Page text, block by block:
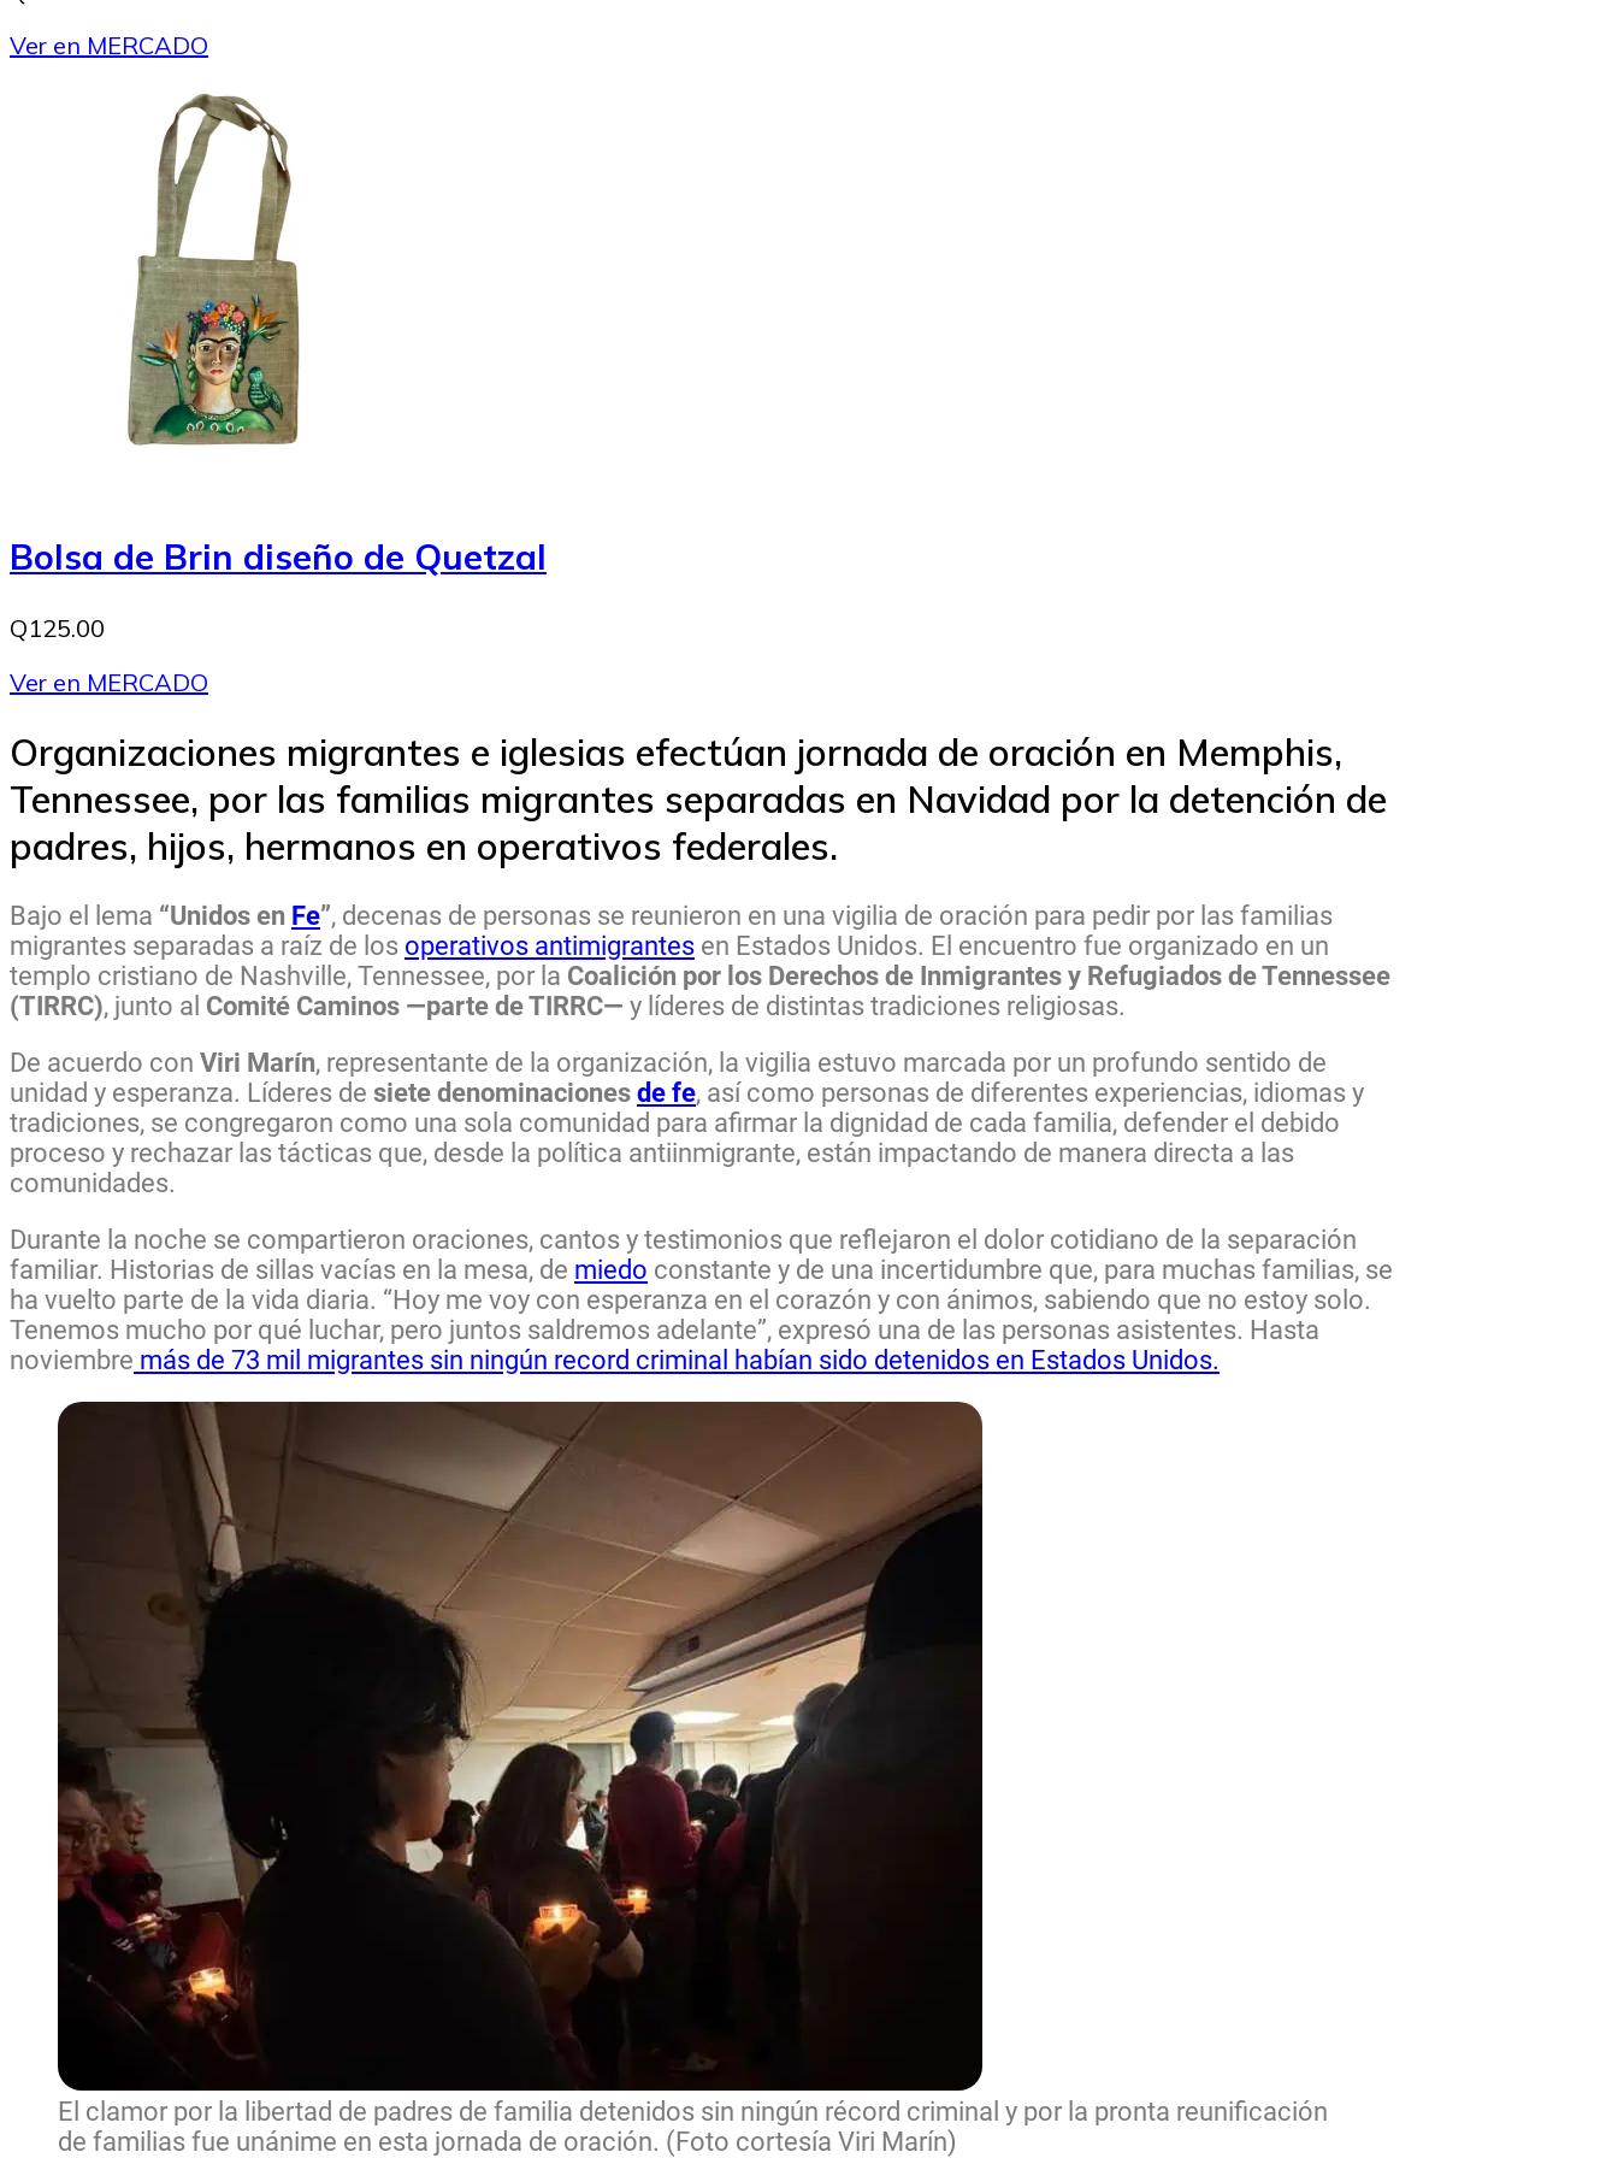
Ver en MERCADO
Bolsa de Brin diseño de Quetzal
Q125.00
Ver en MERCADO
Organizaciones migrantes e iglesias efectúan jornada de oración en Memphis,
Tennessee, por las familias migrantes separadas en Navidad por la detención de
padres, hijos, hermanos en operativos federales.
Bajo el lema “Unidos en Fe”, decenas de personas se reunieron en una vigilia de oración para pedir por las familias
migrantes separadas a raíz de los operativos antimigrantes en Estados Unidos. El encuentro fue organizado en un
templo cristiano de Nashville, Tennessee, por la Coalición por los Derechos de Inmigrantes y Refugiados de Tennessee
(TIRRC), junto al Comité Caminos —parte de TIRRC— y líderes de distintas tradiciones religiosas.
De acuerdo con Viri Marín, representante de la organización, la vigilia estuvo marcada por un profundo sentido de
unidad y esperanza. Líderes de siete denominaciones de fe, así como personas de diferentes experiencias, idiomas y
tradiciones, se congregaron como una sola comunidad para afirmar la dignidad de cada familia, defender el debido
proceso y rechazar las tácticas que, desde la política antiinmigrante, están impactando de manera directa a las
comunidades.
Durante la noche se compartieron oraciones, cantos y testimonios que reflejaron el dolor cotidiano de la separación
familiar. Historias de sillas vacías en la mesa, de miedo constante y de una incertidumbre que, para muchas familias, se
ha vuelto parte de la vida diaria. “Hoy me voy con esperanza en el corazón y con ánimos, sabiendo que no estoy solo.
Tenemos mucho por qué luchar, pero juntos saldremos adelante”, expresó una de las personas asistentes. Hasta
noviembre más de 73 mil migrantes sin ningún record criminal habían sido detenidos en Estados Unidos.
El clamor por la libertad de padres de familia detenidos sin ningún récord criminal y por la pronta reunificación
de familias fue unánime en esta jornada de oración. (Foto cortesía Viri Marín)